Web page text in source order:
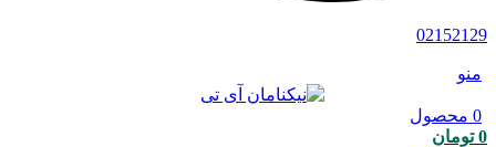
02152129
منو
0 محصول
0 تومان